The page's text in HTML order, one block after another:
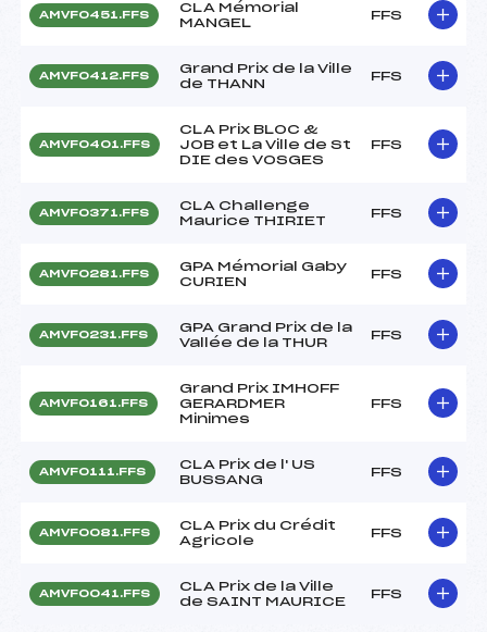
AMVF0451.FFS
CLA Mémorial
MANGEL
FFS
AMVF0412.FFS
Grand Prix de la Ville
de THANN
FFS
AMVF0401.FFS
CLA Prix BLOC &
JOB et La Ville de St
DIE des VOSGES
FFS
AMVF0371.FFS
CLA Challenge
Maurice THIRIET
FFS
AMVF0281.FFS
GPA Mémorial Gaby
CURIEN
FFS
AMVF0231.FFS
GPA Grand Prix de la
Vallée de la THUR
FFS
AMVF0161.FFS
Grand Prix IMHOFF
GERARDMER
Minimes
FFS
AMVF0111.FFS
CLA Prix de l' US
BUSSANG
FFS
AMVF0081.FFS
CLA Prix du Crédit
Agricole
FFS
AMVF0041.FFS
CLA Prix de la Ville
de SAINT MAURICE
FFS